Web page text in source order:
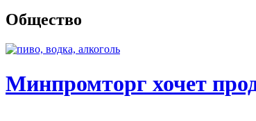
Общество
Минпромторг хочет